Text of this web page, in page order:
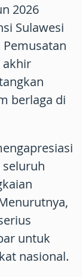
2026
Sulawesi
Pemusatan
akhir
berlaga di
untuk
nasional.